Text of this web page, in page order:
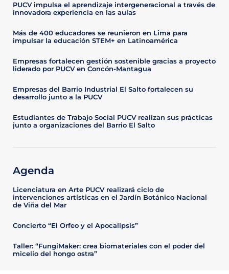
PUCV impulsa el aprendizaje intergeneracional a través de
innovadora experiencia en las aulas
Más de 400 educadores se reunieron en Lima para
impulsar la educación STEM+ en Latinoamérica
Empresas fortalecen gestión sostenible gracias a proyecto
liderado por PUCV en Concón-Mantagua
Empresas del Barrio Industrial El Salto fortalecen su
desarrollo junto a la PUCV
Estudiantes de Trabajo Social PUCV realizan sus prácticas
junto a organizaciones del Barrio El Salto
Agenda
Licenciatura en Arte PUCV realizará ciclo de
intervenciones artísticas en el Jardín Botánico Nacional
de Viña del Mar
Concierto “El Orfeo y el Apocalipsis”
Taller: “FungiMaker: crea biomateriales con el poder del
micelio del hongo ostra”